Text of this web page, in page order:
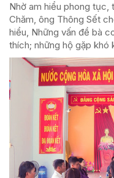
Nhờ am hiểu phong tục,
Chăm, ông Thông Sết
hiểu, Những vấn đề bà
thích; những hộ gặp khó